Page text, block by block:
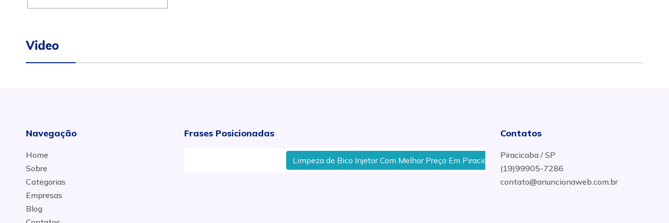
Video
Navegação
Home
Sobre
Categorias
Empresas
Blog
Frases Posicionadas
Limpeza de Bico Injetor Com Melhor Preço Em Piracicaba Auto Elétrica Com Melhor Preço Em
Contatos
Piracicaba / SP
(19)99905-7286
contato@anuncionaweb.com.br